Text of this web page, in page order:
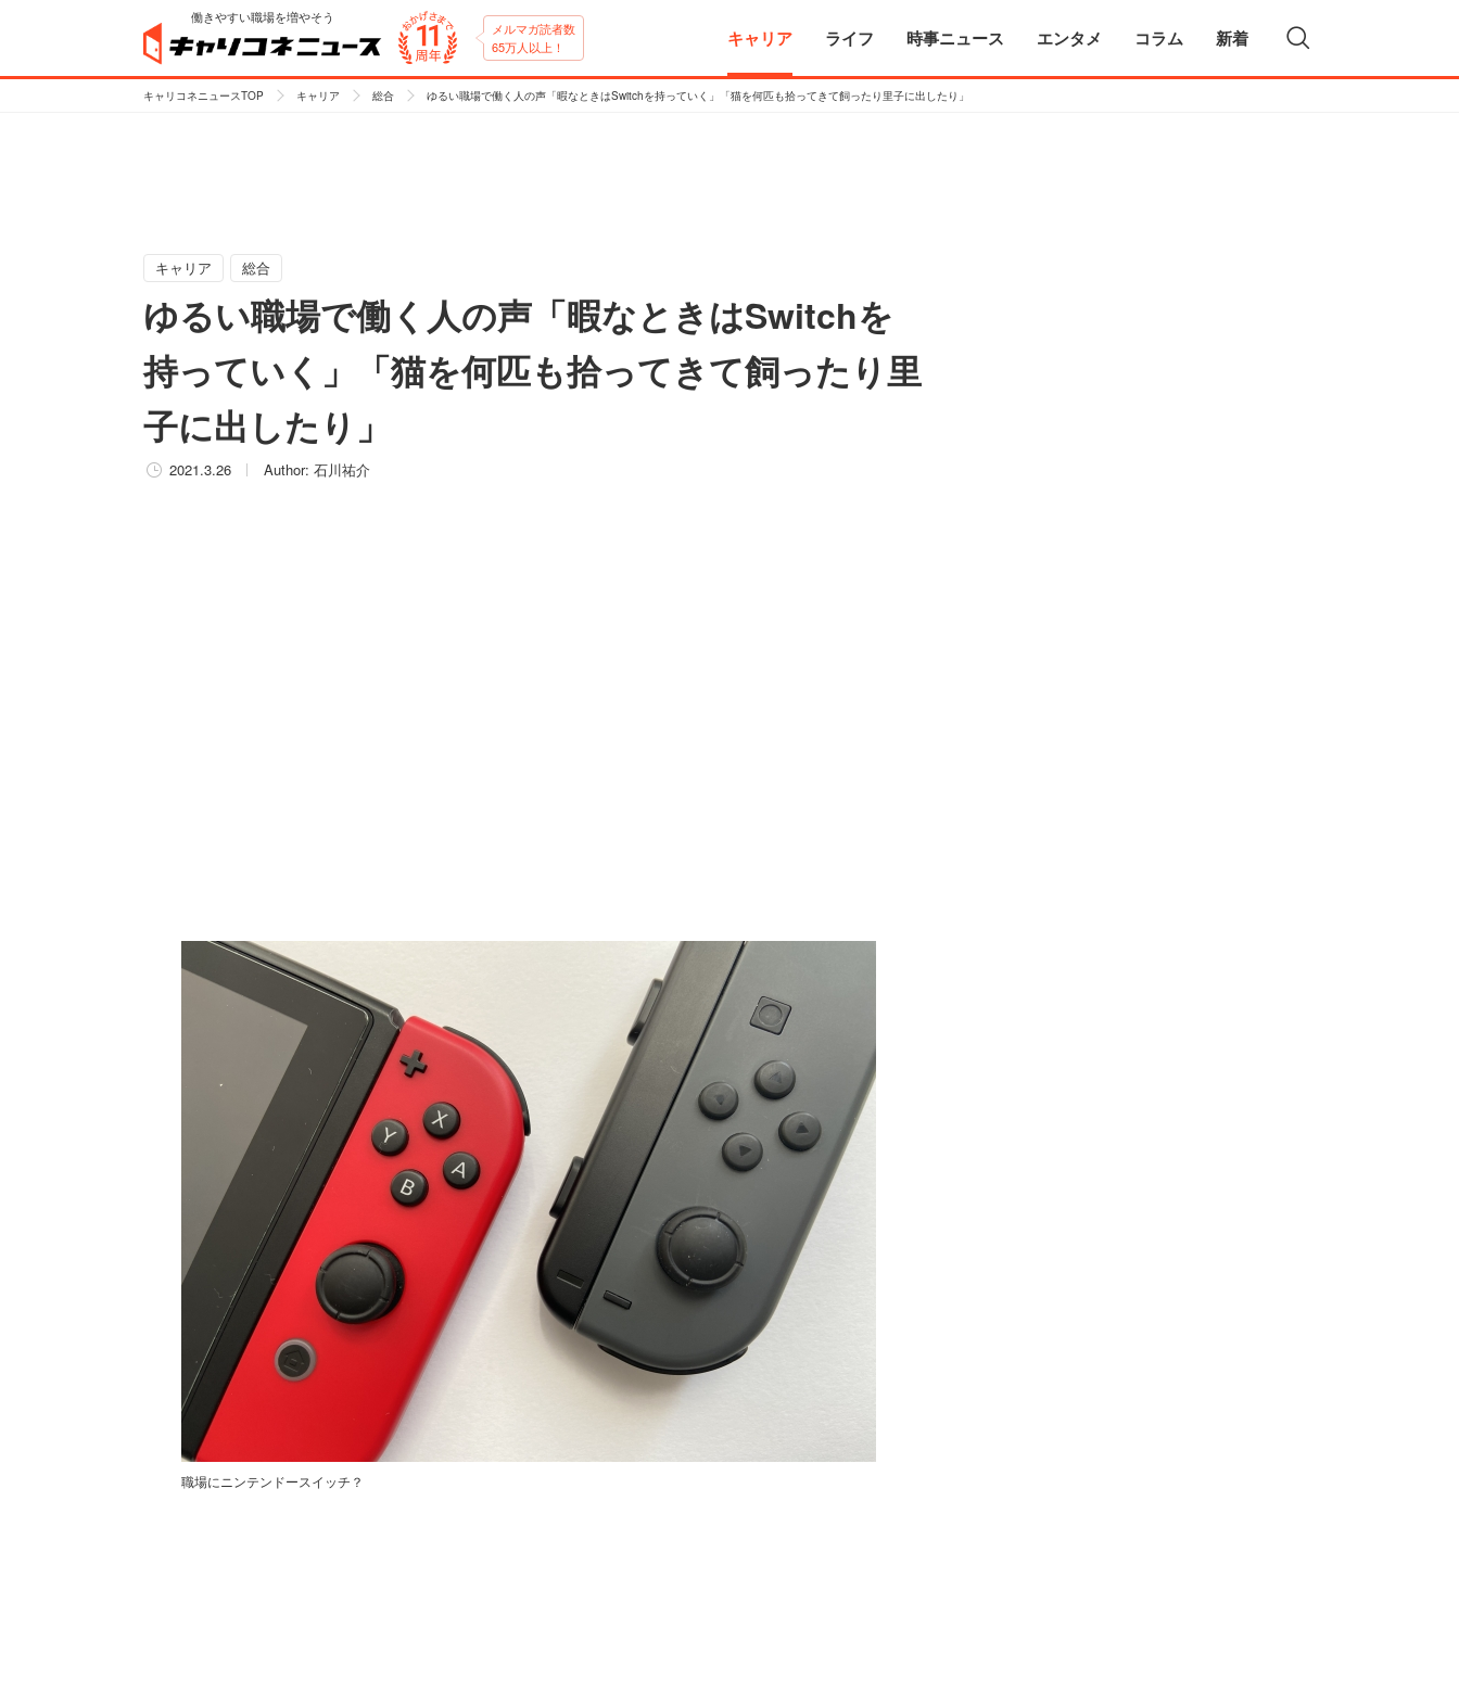
働きやすい職場を増やそう
メルマガ読者数
65万人以上！
キャリア ライフ 時事ニュース エンタメ コラム 新着
キャリコネニュースTOP キャリア 総合 ゆるい職場で働く人の声「暇なときはSwitchを持っていく」「猫を何匹も拾ってきて飼ったり里子に出したり」
キャリア 総合
ゆるい職場で働く人の声「暇なときはSwitchを
持っていく」「猫を何匹も拾ってきて飼ったり里
子に出したり」
2021.3.26 Author: 石川祐介
職場にニンテンドースイッチ？